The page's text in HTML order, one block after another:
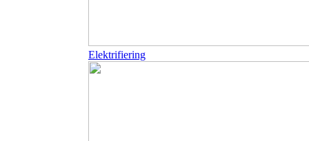
Elektrifiering